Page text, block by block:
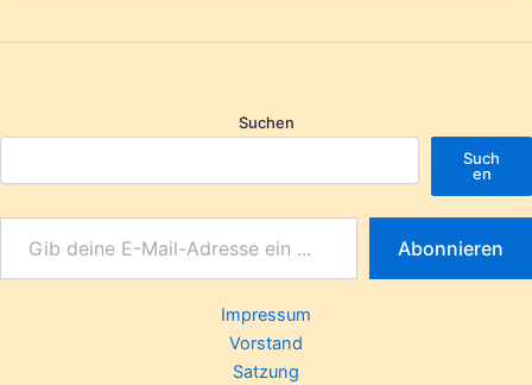
Suchen
Such
en
Abonnieren
Impressum
Vorstand
Satzung